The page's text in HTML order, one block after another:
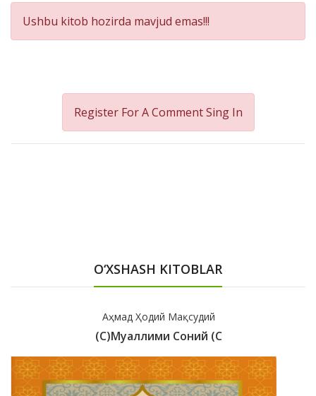
Product
Summery
Ushbu kitob hozirda mavjud emas!!!
Register For A CommentSing In
O‘XSHASH KITOBLAR
Аҳмад Ҳодий Мақсудий
(с)Муаллими Соний (с